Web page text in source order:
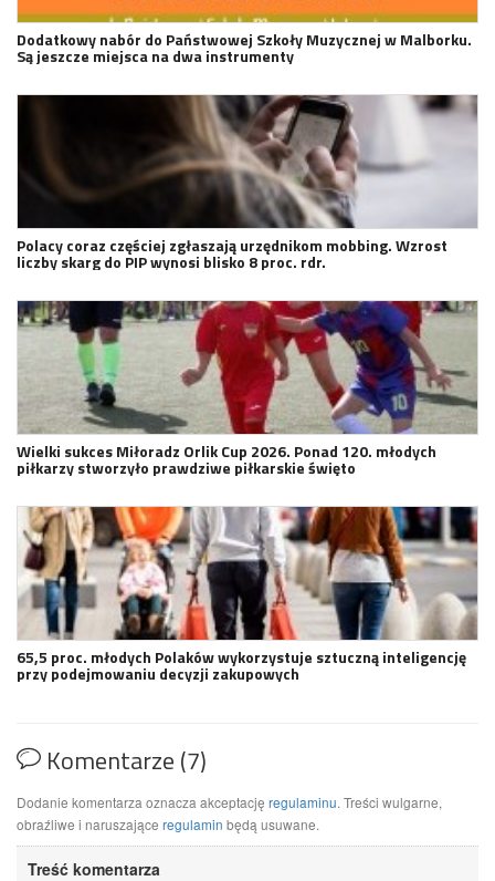
Dodatkowy nabór do Państwowej Szkoły Muzycznej w Malborku.
Są jeszcze miejsca na dwa instrumenty
Polacy coraz częściej zgłaszają urzędnikom mobbing. Wzrost
liczby skarg do PIP wynosi blisko 8 proc. rdr.
Wielki sukces Miłoradz Orlik Cup 2026. Ponad 120. młodych
piłkarzy stworzyło prawdziwe piłkarskie święto
65,5 proc. młodych Polaków wykorzystuje sztuczną inteligencję
przy podejmowaniu decyzji zakupowych
Komentarze (7)
Dodanie komentarza oznacza akceptację regulaminu. Treści wulgarne,
obraźliwe i naruszające regulamin będą usuwane.
Treść komentarza